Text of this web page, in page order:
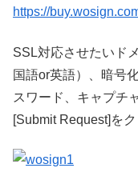
https://
SSL対応させたいド
国語or英語）、暗号
スワード、キャプチ
[Submit Request]をク